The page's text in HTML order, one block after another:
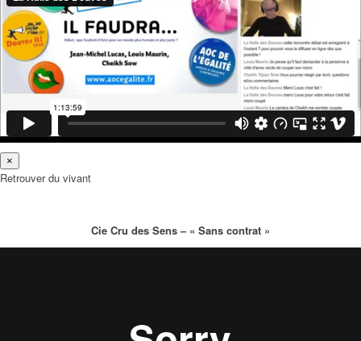
×
Retrouver du vivant
Cie Cru des Sens – « Sans contrat »